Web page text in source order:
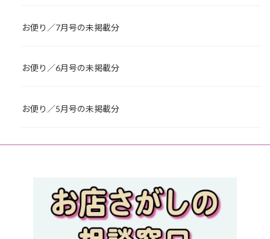
お便り／7月号の未掲載分
お便り／6月号の未掲載分
お便り／5月号の未掲載分